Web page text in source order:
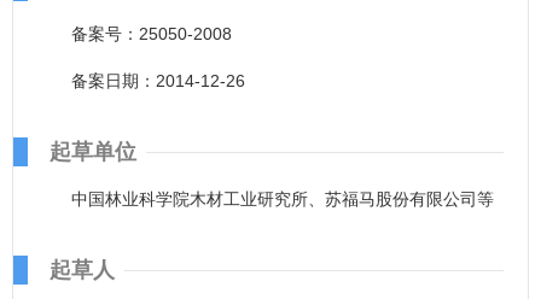
备案号：25050-2008
备案日期：2014-12-26
起草单位
中国林业科学院木材工业研究所、苏福马股份有限公司等
起草人